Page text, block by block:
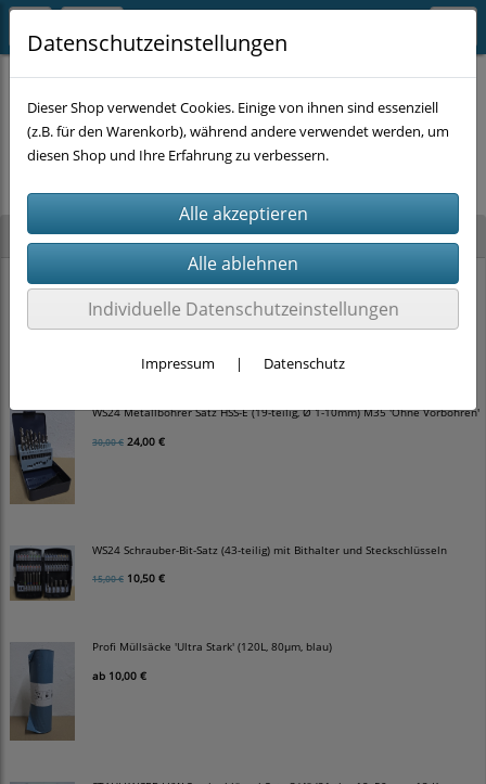
Neu im Shop
WS24 Hammerbohrer Satz SDS-plus 4-schneider (5-teilig, Ø 5-10mm)
15,00 €12,00 €
WS24 Metallbohrer Satz HSS-E (19-teilig, Ø 1-10mm) M35 'Ohne Vorbohren'
30,00 € 24,00 €
WS24 Schrauber-Bit-Satz (43-teilig) mit Bithalter und Steckschlüsseln
15,00 € 10,50 €
Profi Müllsäcke 'Ultra Stark' (120L, 80µm, blau)
ab 10,00 €
Es wurden leider keine Produkte gefunden.
Datenschutzeinstellungen
Dieser Shop verwendet Cookies. Einige von ihnen sind essenziell
(z.B. für den Warenkorb), während andere verwendet werden, um
diesen Shop und Ihre Erfahrung zu verbessern.
Individuelle Datenschutzeinstellungen
Impressum | Datenschutz